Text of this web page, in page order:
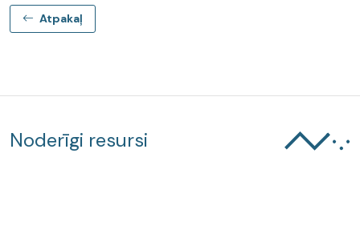
Atpakaļ
Noderīgi resursi